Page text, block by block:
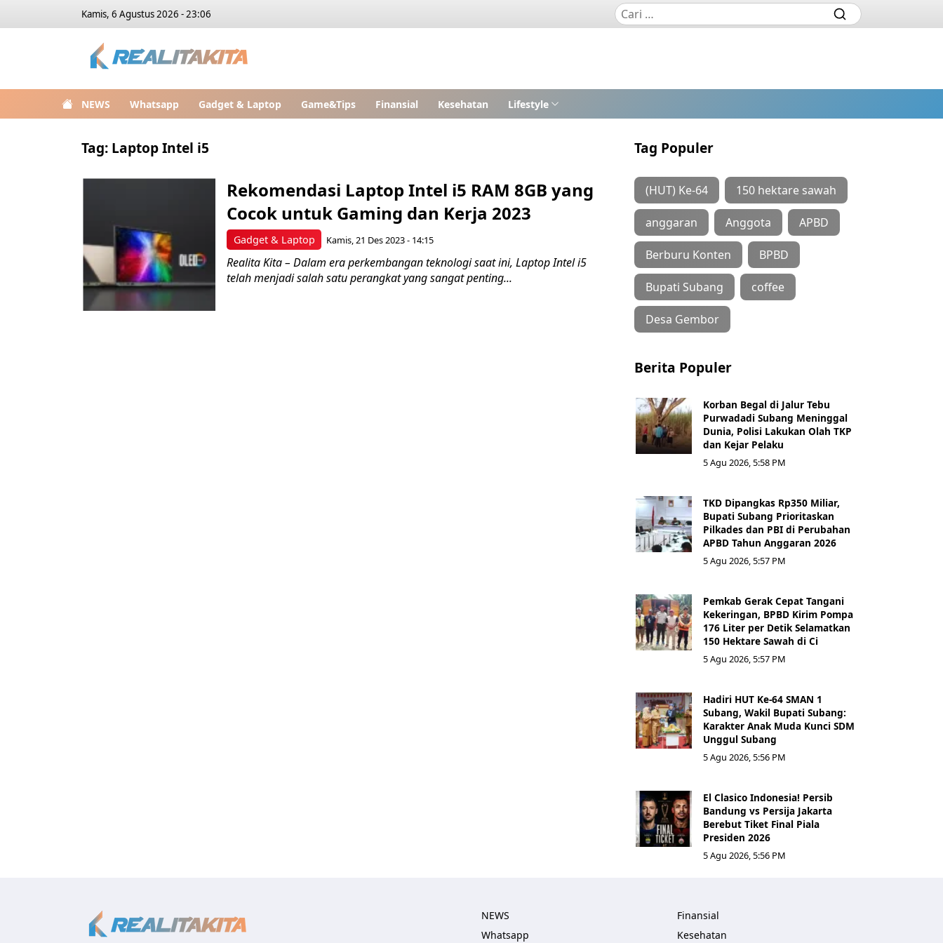
Kamis, 6 Agustus 2026 - 23:06
NEWS Whatsapp Gadget & Laptop Game&Tips Finansial Kesehatan Lifestyle
Tag: Laptop Intel i5
Gadget & Laptop
Rekomendasi Laptop Intel i5 RAM 8GB yang
Cocok untuk Gaming dan Kerja 2023
Kamis, 21 Des 2023 - 14:15
Realita Kita – Dalam era perkembangan teknologi saat ini, Laptop Intel i5
telah menjadi salah satu perangkat yang sangat penting...
Tag Populer
(HUT) Ke-64 150 hektare sawah
anggaran Anggota APBD
Berburu Konten BPBD
Bupati Subang coffee
Desa Gembor
Berita Populer
Korban Begal di Jalur Tebu
Purwadadi Subang Meninggal
Dunia, Polisi Lakukan Olah TKP
dan Kejar Pelaku
5 Agu 2026, 5:58 PM
TKD Dipangkas Rp350 Miliar,
Bupati Subang Prioritaskan
Pilkades dan PBI di Perubahan
APBD Tahun Anggaran 2026
5 Agu 2026, 5:57 PM
Pemkab Gerak Cepat Tangani
Kekeringan, BPBD Kirim Pompa
176 Liter per Detik Selamatkan
150 Hektare Sawah di Ci
5 Agu 2026, 5:57 PM
Hadiri HUT Ke-64 SMAN 1
Subang, Wakil Bupati Subang:
Karakter Anak Muda Kunci SDM
Unggul Subang
5 Agu 2026, 5:56 PM
El Clasico Indonesia! Persib
Bandung vs Persija Jakarta
Berebut Tiket Final Piala
Presiden 2026
5 Agu 2026, 5:56 PM
NEWS
Whatsapp
Finansial
Kesehatan